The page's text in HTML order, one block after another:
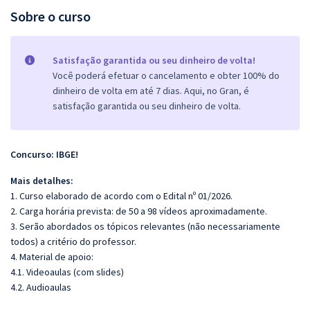
Sobre o curso
Satisfação garantida ou seu dinheiro de volta!
Você poderá efetuar o cancelamento e obter 100% do
dinheiro de volta em até 7 dias. Aqui, no Gran, é
satisfação garantida ou seu dinheiro de volta.
Concurso: IBGE!
Mais detalhes:
1. Curso elaborado de acordo com o Edital nº 01/2026.
2. Carga horária prevista: de 50 a 98 vídeos aproximadamente.
3. Serão abordados os tópicos relevantes (não necessariamente
todos) a critério do professor.
4. Material de apoio:
4.1. Videoaulas (com slides)
4.2. Audioaulas